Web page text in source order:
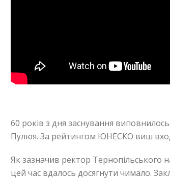
60 років з дня заснування
Пулюя. За рейтингом ЮНЕСКО виш
Як зазначив ректор Тернопільського
цей час вдалось досягнути чимало.